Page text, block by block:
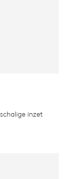
inzet